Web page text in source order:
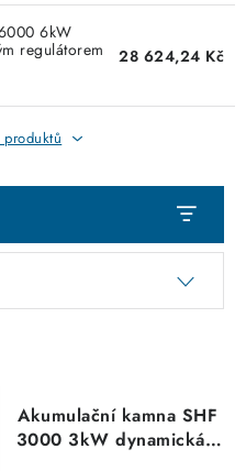
dle výrobců
6kW
regulátorem
28 624,24 Kč
Akumulační kamna SHF
3000 3kW dynamická s